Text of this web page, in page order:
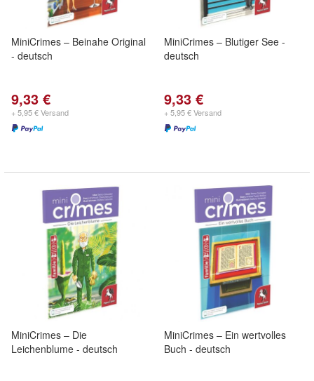
MiniCrimes – Beinahe Original
- deutsch
9,33 €
+ 5,95 € Versand
MiniCrimes – Blutiger See -
deutsch
9,33 €
+ 5,95 € Versand
MiniCrimes – Die
Leichenblume - deutsch
MiniCrimes – Ein wertvolles
Buch - deutsch